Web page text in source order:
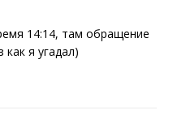
14:14, там обращение
я угадал)